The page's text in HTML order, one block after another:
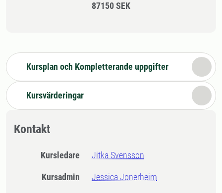
87150 SEK
Kursplan och Kompletterande uppgifter
Kursvärderingar
Kontakt
Kursledare Jitka Svensson
Kursadmin Jessica Jonerheim